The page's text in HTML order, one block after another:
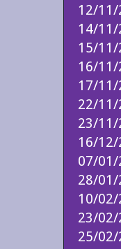
12/
14/
15/
16/11/
17/11/
22/11/
23/
16/12/
07/
28/
10/
23/
25/